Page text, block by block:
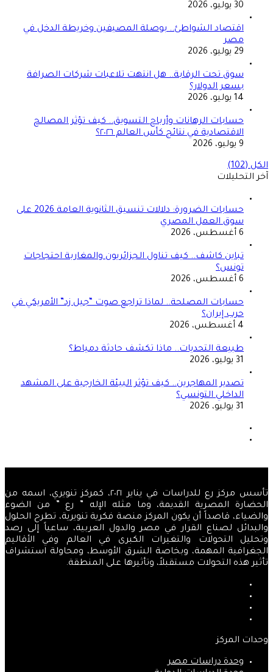
30 يوليو، 2026
اقتصاد الشواطئ.. بوصلة المصيفين وخريطة الدخل في
مصر
29 يوليو، 2026
سوق تحت الرقابة.. هل انتهت تلاعبات شركات الصرافة
بسعر الدولار؟
14 يوليو، 2026
حسابات الرهانات وأرباح التسويق.. كيف تؤثر المصالح
الاقتصادية في نتائج كأس العالم ٢٠٢٦؟
9 يوليو، 2026
الكل (102)
آخر التحليلات
حسابات الضرورة: دلالات تنسيق الثانوية العامة 2026 على
سوق العمل المصري
6 أغسطس، 2026
تباين كاشف.. كيف تناول الجزائريون والمغاربة احتجاجات
تونس؟
6 أغسطس، 2026
حسابات المصلحة.. لماذا تراجع صوت “جيل زد” الأمريكي في
حرب إيران؟
4 أغسطس، 2026
طبيعة التحديات.. ماذا تكشف حادثة دمياط؟
31 يوليو، 2026
تصدير المهاجرين.. كيف تؤثر البيئة الخارجية على المشهد
الداخلي التونسي؟
31 يوليو، 2026
تأسس مركز رع للدراسات في يناير ٢٠٢١، كمركز تنويري، اسمه من
الحضارة المصرية القديمة، وما مثله الإله ” رع ” من الضوء
والضياء، قاصداً أن يكون المركز منصة فكرية تنويرية، تطرح الحلول
والبدائل لصناع القرار في مصر والدول العربية، ساعياً إلى رصد
وتحليل التحولات والتغيرات الكبرى في العالم وفي الأقاليم
الجغرافية المهمة، وبخاصة الشرق الأوسط، ومحاولة استشراف
تأثير هذه التحولات مستقبلاً، وتأثيرها على المنطقة.
وحدات المركز
وحدة دراسات مصر